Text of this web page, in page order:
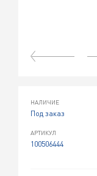
НАЛИЧИЕ
Под заказ
АРТИКУЛ
100506444